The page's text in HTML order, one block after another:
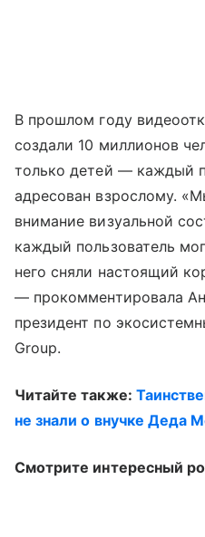
В прошлом году
создали 10 миллионов
только детей — каждый
адресован взрослому.
внимание визуальной
каждый пользователь
него сняли настоящий
— прокомментировала
президент по
Group.
Читайте также:
не знали о внучке Деда
Смотрите интересный